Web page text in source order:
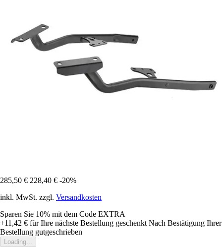
285,50 € 228,40 € -20%
inkl. MwSt. zzgl. Versandkosten
Sparen Sie 10% mit dem Code EXTRA
+11,42 € für Ihre nächste Bestellung geschenkt Nach Bestätigung Ihrer
Bestellung gutgeschrieben
Loading...